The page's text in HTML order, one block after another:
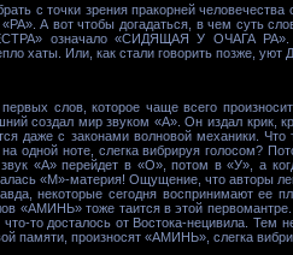
с точки зрения пракорней
А вот чтобы догадаться, в чем суть
означало «СИДЯЩАЯ У ОЧАГА РА».
хаты. Или, как стали говорить позже, уют
слов, которое чаще всего
создал мир звуком «А». Он издал крик,
даже с законами волновой механики.
на одной ноте, слегка вибрируя голосом?
звук «А» перейдет в «О», потом в «У», а
«М»-материя! Ощущение, что авторы
некоторые сегодня воспринимают ее
«АМИНЬ» тоже таится в этой
что-то досталось от Востока-нецивила.
памяти, произносят «АМИНЬ», слегка